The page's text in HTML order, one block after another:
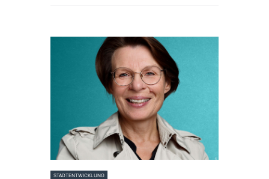
STADTENTWICKLUNG